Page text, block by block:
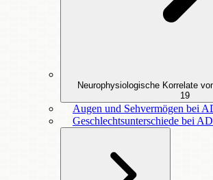
Neurophysiologische Korrelate
19
Augen und Sehvermögen bei
Geschlechtsunterschiede bei